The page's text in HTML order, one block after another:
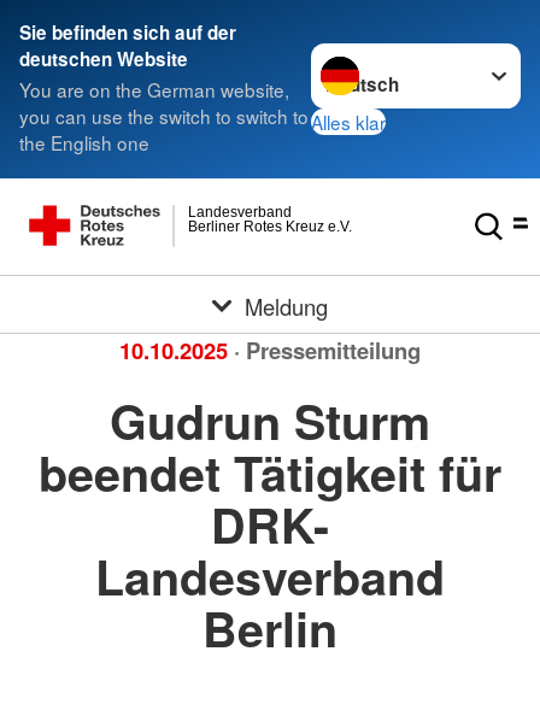
Sie befinden sich auf der
deutschen Website
You are on the German website,
you can use the switch to switch to
the English one
Sprache wechseln zu
Alles klar
Berliner Rotes Kreuz e.V.
Landesverband
Meldung
10.10.2025 · Pressemitteilung
Gudrun Sturm
beendet Tätigkeit für
DRK-
Landesverband
Berlin